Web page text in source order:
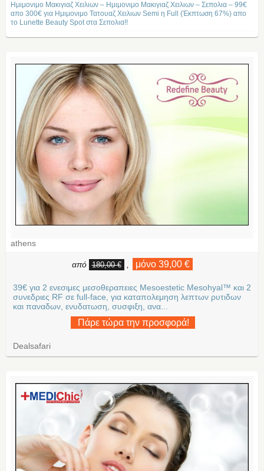
Ημιμονιμο Μακιγιαζ Χειλιων – Ημιμονιμο Μακιγιαζ Χειλιων – Σεπολια – 99€
απο 300€ για Ημιμονιμο Τατουαζ Χειλιων Semi η Full (Έκπτωση 67%) απο
το Lunette Beauty Spot στα Σεπολια!!
athens
από 180,00 € μόνο 39,00 €
39€ για 2 ενεσιμες μεσοθεραπειες Mesoestetic Mesohyal™ και 2
συνεδριες RF σε full-face, για καταπολεμηση λεπτων ρυτιδων
και παναδων, ενυδατωση, συσφιξη, ανα...
Πάρε τώρα την προσφορά!
Dealsafari